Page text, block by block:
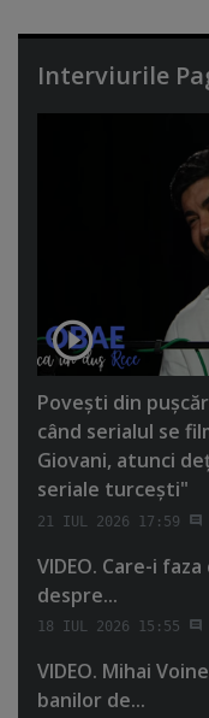
Interviurile
Poveşti din
când serialul se
Giovani, atunci
seriale turceşti"
21 IUL 2026 17:59
VIDEO. Care-i
despre...
18 IUL 2026 15:55
VIDEO. Mihai
banilor de...